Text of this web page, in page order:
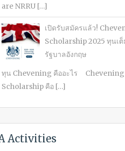
are NRRU […]
เปิดรับสมัครแล้ว!
Scholarship 2025 ทุนเ
รัฐบาลอังกฤษ
ทุน Chevening คืออะไร Chevening
Scholarship คือ […]
Activities